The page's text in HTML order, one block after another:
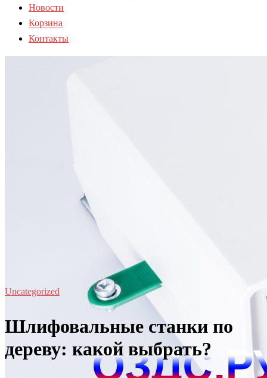
Новости
Корзина
Контакты
Uncategorized
Шлифовальные станки по
дереву: какой выбрать?